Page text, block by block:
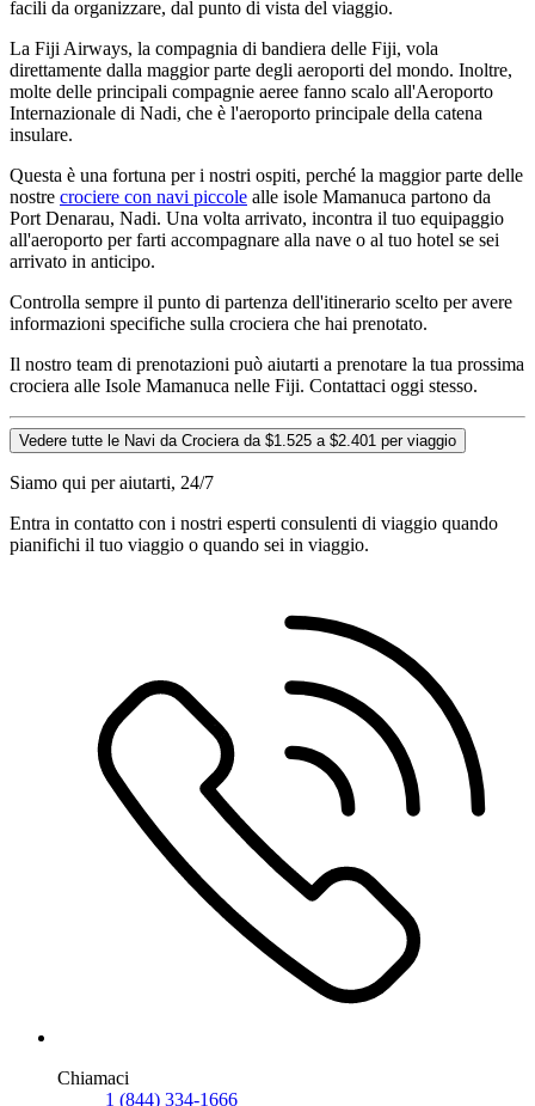
facili da organizzare, dal punto di vista del viaggio.
La Fiji Airways, la compagnia di bandiera delle Fiji, vola
direttamente dalla maggior parte degli aeroporti del mondo. Inoltre,
molte delle principali compagnie aeree fanno scalo all'Aeroporto
Internazionale di Nadi, che è l'aeroporto principale della catena
insulare.
Questa è una fortuna per i nostri ospiti, perché la maggior parte delle
nostre crociere con navi piccole alle isole Mamanuca partono da
Port Denarau, Nadi. Una volta arrivato, incontra il tuo equipaggio
all'aeroporto per farti accompagnare alla nave o al tuo hotel se sei
arrivato in anticipo.
Controlla sempre il punto di partenza dell'itinerario scelto per avere
informazioni specifiche sulla crociera che hai prenotato.
Il nostro team di prenotazioni può aiutarti a prenotare la tua prossima
crociera alle Isole Mamanuca nelle Fiji. Contattaci oggi stesso.
Vedere tutte le Navi da Crociera da $1.525 a $2.401 per viaggio
Siamo qui per aiutarti, 24/7
Entra in contatto con i nostri esperti consulenti di viaggio quando
pianifichi il tuo viaggio o quando sei in viaggio.
Chiamaci
1 (844) 334-1666